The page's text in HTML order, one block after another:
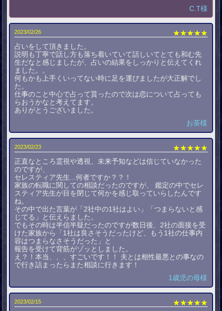
C.T様
2023/02/26
★★★★★
占いをして頂きました。
説明も丁寧で話し方も落ち着いていて話しいてとても和む先
生だなと感じましたが、占いの結果をしっかりと伝えてくれ
ました。。
何もかも上手くいってない時に足を運びましたが大正解でし
た。
仕事のこと中心で占って貰ったので次は恋について占っても
らおうかなと考えてます。
ありがとうございました。
お茶様
2023/02/23
★★★★★
正直なところ霊視や透視、未来予知などは信じていなかった
のですが、
セレスティア先生...何者ですか？？！
家族の転職に関しての相談だったのですが、 鑑定の中でセレ
スティア先生が目を閉じて何かを感じ取っていらしたんです
ね。
その中で出た言葉が「2社中の1社はよい」「つまらないと感
じてる」と伝えらました。
でもその時は半信半疑だったのですが数日後、2社の面接を受
けた家族から「1社は良さそうだったけど、もう1社の仕事内
容はつまらなさそうだった」と
報告を受けて背筋がゾッとしました。
え？！本当、、、すごいです！！ 夫とは相性最悪との事なの
で行き詰まったらまた相談に行きます！
1歳児の母様
2023/02/15
★★★★★